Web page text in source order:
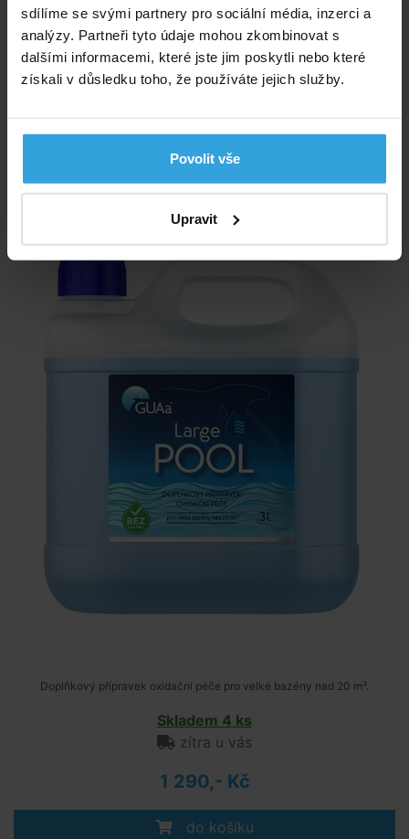
sdílíme se svými partnery pro sociální média, inzerci a
analýzy. Partneři tyto údaje mohou zkombinovat s
dalšími informacemi, které jste jim poskytli nebo které
získali v důsledku toho, že používáte jejich služby.
Povolit vše
Upravit
Skladem > 5 ks
zítra u vás
469,- Kč
do košíku
GUAa LARGE POOL 3 l
Doplňkový přípravek oxidační péče pro velké bazény nad 20 m³.
Skladem 4 ks
zítra u vás
1 290,- Kč
do košíku